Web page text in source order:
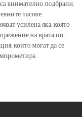
внимателно подбрани,
часове.
усилена яка, която
на врата по
които могат да се